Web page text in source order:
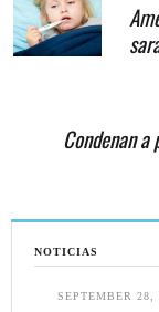
NOTICIAS
SEPTEMBER 28,
Condenan